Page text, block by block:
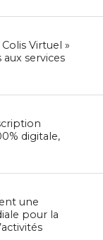
Virtuel »
services
digitale,
une
pour la